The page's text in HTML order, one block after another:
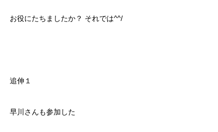
お役にたちましたか？ それでは^^/
追伸１
早川さんも参加した